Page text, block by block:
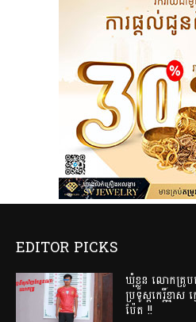
EDITOR PICKS
ឃុំខ្លួន លោកគ្រូប
ប្រទូស្តកេរ្តិ៍ខ្ម
ប៉ែត !!